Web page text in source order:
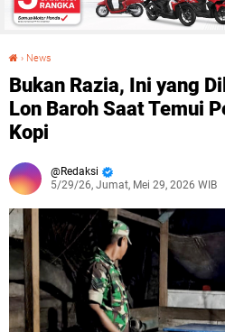
› News
Bukan Razia, Ini yang
Lon Baroh Saat Temui
Kopi
Redaksi
5/29/26, Jumat, Mei 29, 2026 WIB